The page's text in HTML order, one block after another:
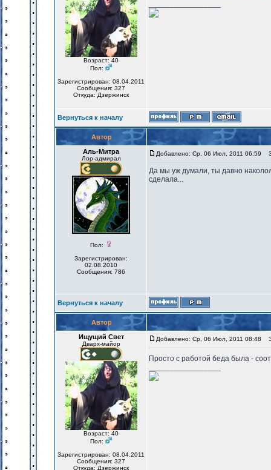
Возраст: 40
Пол:
Зарегистрирован: 08.04.2011
Сообщения: 327
Откуда: Дзержинск
Вернуться к началу
Автор
Аль-Митра
Лор-адмирал
Пол:
Зарегистрирован:
02.08.2010
Сообщения: 786
Добавлено: Ср, 06 Июл, 2011 06:59
Да мы уж думали, ты давно
сделала...
Вернуться к началу
Автор
Ищущий Свет
Дварх-майор
Возраст: 40
Пол:
Зарегистрирован: 08.04.2011
Сообщения: 327
Откуда: Дзержинск
Добавлено: Ср, 06 Июл, 2011 08:48
Просто с работой беда была -